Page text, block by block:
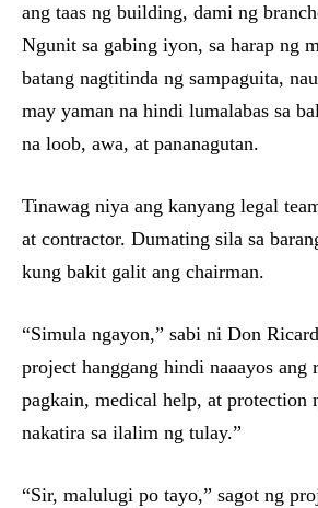
ang taas ng building, dami ng
Ngunit sa gabing iyon, sa harap ng
batang nagtitinda ng sampaguita,
may yaman na hindi lumalabas sa
na loob, awa, at pananagutan.
Tinawag niya ang kanyang legal
at contractor. Dumating sila sa
kung bakit galit ang chairman.
“Simula ngayon,” sabi ni Don
project hanggang hindi naaayos ang
pagkain, medical help, at protection
nakatira sa ilalim ng tulay.”
“Sir, malulugi po tayo,” sagot ng